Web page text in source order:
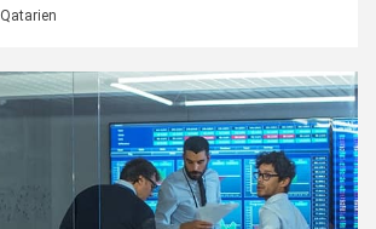
Qatarien